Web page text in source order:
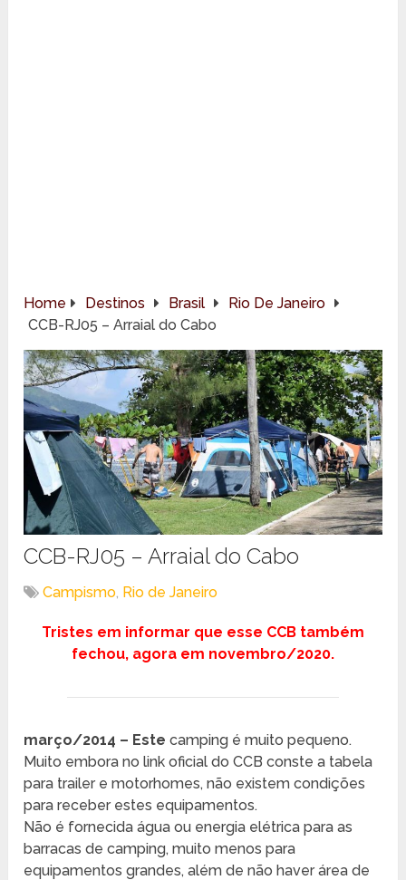
Home Destinos Brasil
Rio De Janeiro
CCB-RJ05 – Arraial do Cabo
CCB-RJ05 – Arraial do Cabo
Campismo, Rio de Janeiro
Tristes em informar que esse CCB também
fechou, agora em novembro/2020.
março/2014 – Estecamping é muito pequeno.
Muito embora no link oficial do CCB conste a tabela
para trailer e motorhomes, não existem condições
para receber estes equipamentos.
Não é fornecida água ou energia elétrica para as
barracas de camping, muito menos para
equipamentos grandes, além de não haver área de